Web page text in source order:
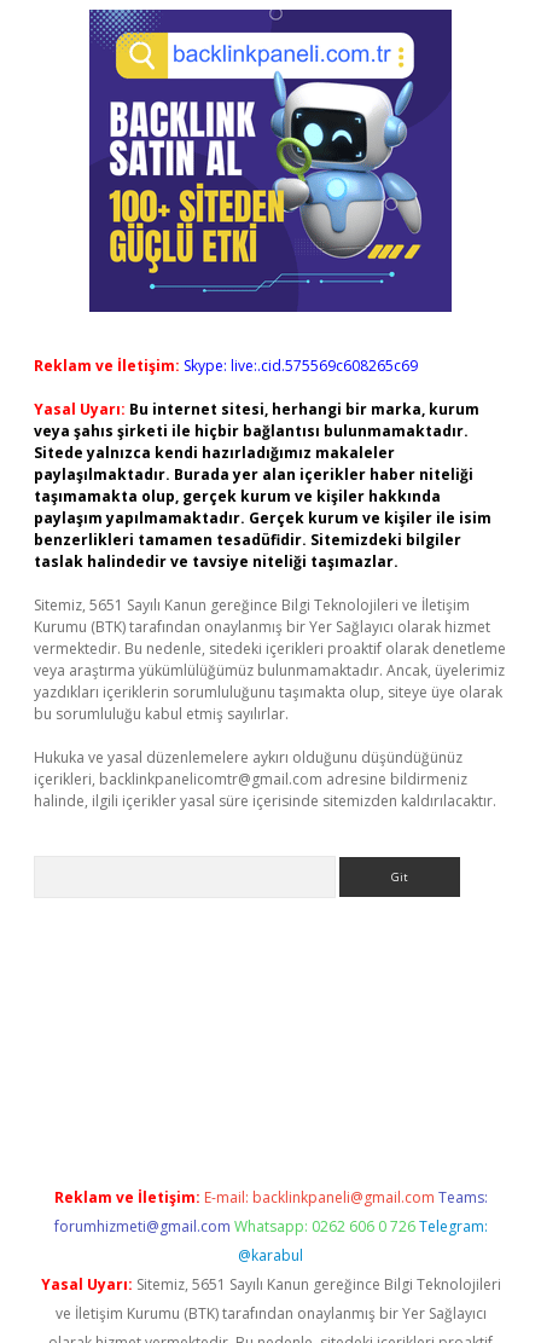
Reklam ve İletişim: Skype: live:.cid.575569c608265c69
Yasal Uyarı: Bu internet sitesi, herhangi bir marka, kurum
veya şahıs şirketi ile hiçbir bağlantısı bulunmamaktadır.
Sitede yalnızca kendi hazırladığımız makaleler
paylaşılmaktadır. Burada yer alan içerikler haber niteliği
taşımamakta olup, gerçek kurum ve kişiler hakkında
paylaşım yapılmamaktadır. Gerçek kurum ve kişiler ile isim
benzerlikleri tamamen tesadüfidir. Sitemizdeki bilgiler
taslak halindedir ve tavsiye niteliği taşımazlar.
Sitemiz, 5651 Sayılı Kanun gereğince Bilgi Teknolojileri ve İletişim
Kurumu (BTK) tarafından onaylanmış bir Yer Sağlayıcı olarak hizmet
vermektedir. Bu nedenle, sitedeki içerikleri proaktif olarak denetleme
veya araştırma yükümlülüğümüz bulunmamaktadır. Ancak, üyelerimiz
yazdıkları içeriklerin sorumluluğunu taşımakta olup, siteye üye olarak
bu sorumluluğu kabul etmiş sayılırlar.
Hukuka ve yasal düzenlemelere aykırı olduğunu düşündüğünüz
içerikleri, backlinkpanelicomtr@gmail.com adresine bildirmeniz
halinde, ilgili içerikler yasal süre içerisinde sitemizden kaldırılacaktır.
Reklam ve İletişim: E-mail: backlinkpaneli@gmail.com Teams:
forumhizmeti@gmail.com Whatsapp: 0262 606 0 726 Telegram:
@karabul
Yasal Uyarı: Sitemiz, 5651 Sayılı Kanun gereğince Bilgi Teknolojileri
ve İletişim Kurumu (BTK) tarafından onaylanmış bir Yer Sağlayıcı